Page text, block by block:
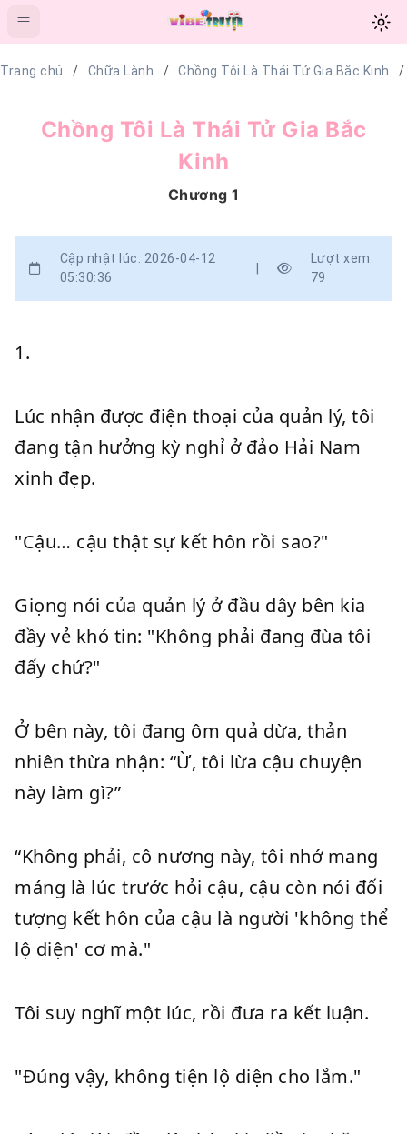
Trang chủ Chữa Lành Chồng Tôi Là Thái Tử Gia Bắc Kinh
Chồng Tôi Là Thái Tử Gia Bắc
Kinh
Chương 1
Cập nhật lúc: 2026-04-12
05:30:36
|
Lượt xem:
79
1.
Lúc nhận được điện thoại của quản lý, tôi
đang tận hưởng kỳ nghỉ ở đảo Hải Nam
xinh đẹp.
"Cậu… cậu thật sự kết hôn rồi sao?"
Giọng nói của quản lý ở đầu dây bên kia
đầy vẻ khó tin: "Không phải đang đùa tôi
đấy chứ?"
Ở bên này, tôi đang ôm quả dừa, thản
nhiên thừa nhận: “Ừ, tôi lừa cậu chuyện
này làm gì?”
“Không phải, cô nương này, tôi nhớ mang
máng là lúc trước hỏi cậu, cậu còn nói đối
tượng kết hôn của cậu là người 'không thể
lộ diện' cơ mà."
Tôi suy nghĩ một lúc, rồi đưa ra kết luận.
"Đúng vậy, không tiện lộ diện cho lắm."